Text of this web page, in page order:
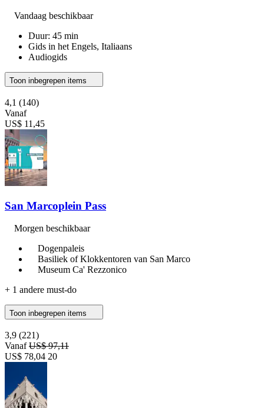
Vandaag beschikbaar
Duur: 45 min
Gids in het Engels, Italiaans
Audiogids
Toon inbegrepen items
4,1 (140)
Vanaf
US$ 11,45
San Marcoplein Pass
Morgen beschikbaar
Dogenpaleis
Basiliek of Klokkentoren van San Marco
Museum Ca' Rezzonico
+ 1 andere must-do
Toon inbegrepen items
3,9 (221)
VanafUS$ 97,11
US$ 78,04 20